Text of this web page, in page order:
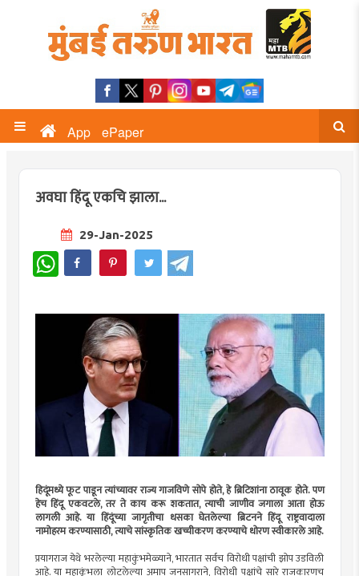
App ePaper
अवघा हिंदू एकचि झाला...
29-Jan-2025
WhatsApp
हिदूंमध्ये फूट पाडून त्यांच्यावर राज्य गाजविणे सोपे होते, हे ब्रिटिशांना ठावूक होते. पण
हेच हिंदू एकवटले, तर ते काय करू शकतात, त्याची जाणीव जगाला आता होऊ
लागली आहे. या हिंदूंच्या जागृतीचा धसका घेतलेल्या ब्रिटनने हिंदू राष्ट्रवादाला
नामोहरम करण्यासाठी, त्याचे सांस्कृतिक खच्चीकरण करण्याचे धोरण स्वीकारले आहे.
प्रयागराज येथे भरलेल्या महाकुंभमेळ्याने, भारतात सर्वच विरोधी पक्षांची झोप उडविली